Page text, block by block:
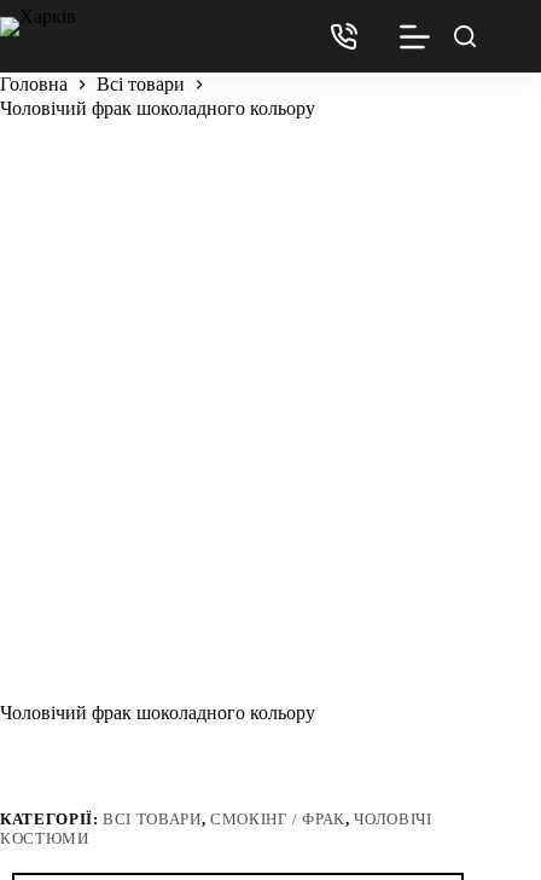
Головна
Всі товари
Чоловічий фрак шоколадного кольору
Чоловічий фрак шоколадного кольору
КАТЕГОРІЇ:ВСІ ТОВАРИ, СМОКІНГ / ФРАК,ЧОЛОВІЧІ
КОСТЮМИ